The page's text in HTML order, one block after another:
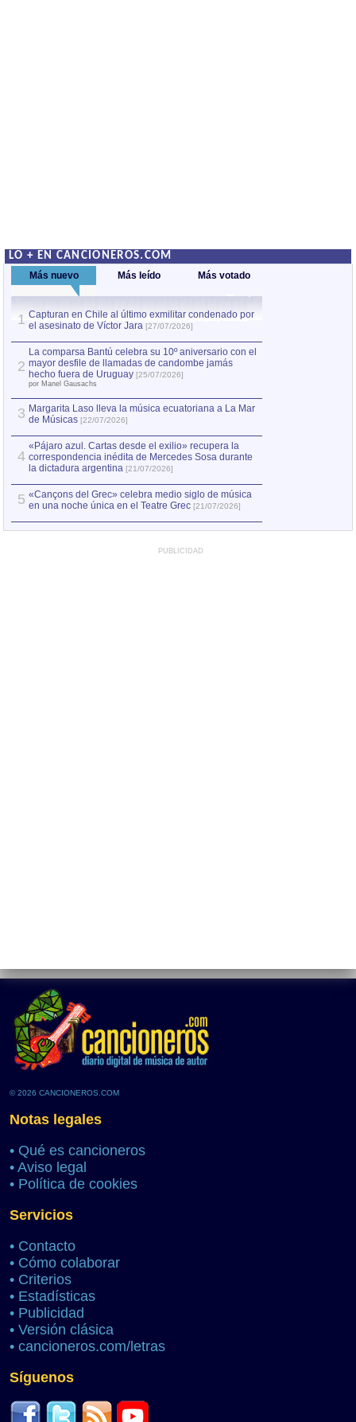
LO + EN CANCIONEROS.COM
Más nuevo Más leído Más votado
1 Capturan en Chile al último exmilitar condenado por
el asesinato de Víctor Jara [27/07/2026]
2
La comparsa Bantú celebra su 10º aniversario con el
mayor desfile de llamadas de candombe jamás
hecho fuera de Uruguay [25/07/2026]
por Manel Gausachs
3 Margarita Laso lleva la música ecuatoriana a La Mar
de Músicas [22/07/2026]
4
«Pájaro azul. Cartas desde el exilio» recupera la
correspondencia inédita de Mercedes Sosa durante
la dictadura argentina [21/07/2026]
5 «Cançons del Grec» celebra medio siglo de música
en una noche única en el Teatre Grec [21/07/2026]
PUBLICIDAD
© 2026 CANCIONEROS.COM
Notas legales
• Qué es cancioneros
• Aviso legal
• Política de cookies
Servicios
• Contacto
• Cómo colaborar
• Criterios
• Estadísticas
• Publicidad
• Versión clásica
• cancioneros.com/letras
Síguenos